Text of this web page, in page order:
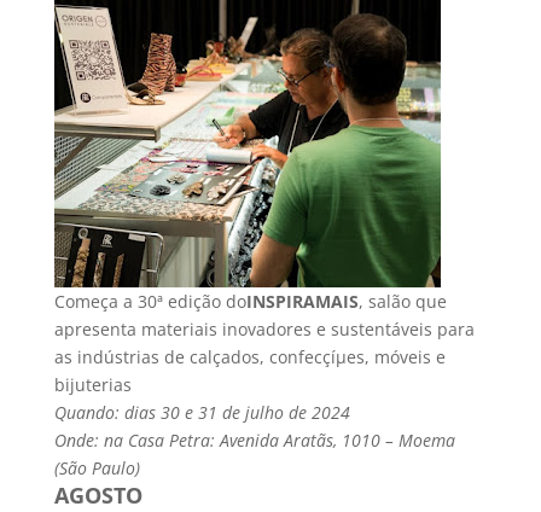
Começa a 30ª edição doINSPIRAMAIS, salão que
apresenta materiais inovadores e sustentáveis para
as indústrias de calçados, confecçíµes, móveis e
bijuterias
Quando: dias 30 e 31 de julho de 2024
Onde: na Casa Petra: Avenida Aratãs, 1010 – Moema
(São Paulo)
AGOSTO